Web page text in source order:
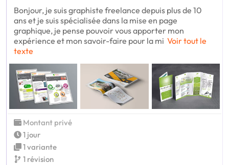
Bonjour, je suis graphiste freelance depuis plus de 10
ans et je suis spécialisée dans la mise en page
graphique, je pense pouvoir vous apporter mon
expérience et mon savoir-faire pour la mi Voir tout le
texte
Montant privé
1 jour
1 variante
1 révision